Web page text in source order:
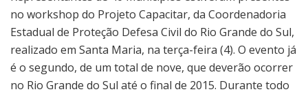
no workshop do Projeto Capacitar, da Coordenadoria
Estadual de Proteção Defesa Civil do Rio Grande do Sul,
realizado em Santa Maria, na terça-feira (4). O evento já
é o segundo, de um total de nove, que deverão ocorrer
no Rio Grande do Sul até o final de 2015. Durante todo